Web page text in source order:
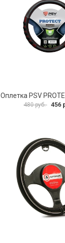
Оплетка PSV
480 руб. 456